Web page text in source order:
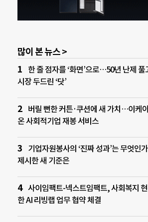
많이 본 뉴스 >
한 줄 점자를 ‘화면’으로…50년 난제 풀
시장 두드린 ‘닷’
버릴 뻔한 커튼·쿠션에 새 가치…이케
온 사회적기업 재봉 서비스
기업자원봉사의 ‘진짜 성과’는 무엇인
제시한 새 기준은
사이임팩트-넥스트임팩트, 사회복지 현
한 AI 리빙랩 업무 협약 체결